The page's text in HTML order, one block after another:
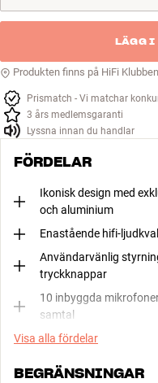
LÄGG I
Produkten finns på HiFi
Prismatch - Vi matchar
3 års medlemsgaranti
Lyssna innan du handlar
FÖRDELAR
Ikonisk design med
och aluminium
Enastående hifi-
Användarvänlig
tryckknappar
10 inbyggda
samtal
Visa alla fördelar
BEGRÄNSNINGAR